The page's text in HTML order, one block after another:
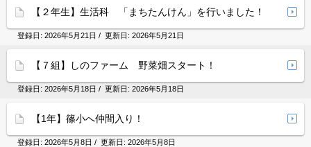
【２年生】生活科 「まちたんけん」を行いました！
登録日: 2026年5月21日 / 更新日: 2026年5月21日
【７組】しのファーム 野菜畑スタート！
登録日: 2026年5月18日 / 更新日: 2026年5月18日
【1年】篠小へ仲間入り！
登録日: 2026年5月8日 / 更新日: 2026年5月8日